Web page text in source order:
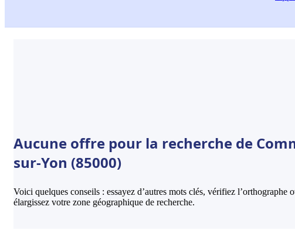
Aucune offre pour la recherche de
sur-Yon (85000)
Voici quelques conseils : essayez d’autres mots clés, vérifiez l’orthographe
élargissez votre zone géographique de recherche.